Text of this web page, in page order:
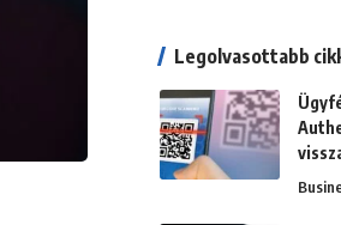
Legolvasottabb